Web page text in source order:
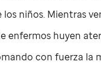
los niños. Mientras
enfermos huyen
con fuerza la